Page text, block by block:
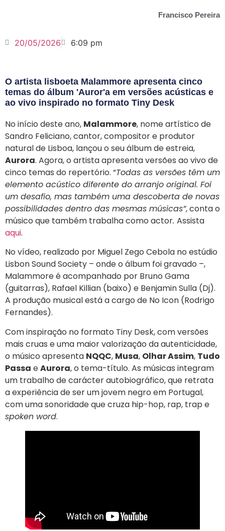
Francisco Pereira
20/05/2026 6:09 pm
O artista lisboeta Malammore apresenta cinco
temas do álbum 'Auror'a em versões acústicas e
ao vivo inspirado no formato Tiny Desk
No início deste ano, Malammore, nome artístico de
Sandro Feliciano, cantor, compositor e produtor
natural de Lisboa, lançou o seu álbum de estreia,
Aurora. Agora, o artista apresenta versões ao vivo de
cinco temas do repertório. “Todas as versões têm um
elemento acústico diferente do arranjo original. Foi
um desafio, mas também uma descoberta de novas
possibilidades dentro das mesmas músicas”, conta o
músico que também trabalha como actor. Assista
aqui.
No vídeo, realizado por Miguel Zego Cebola no estúdio
Lisbon Sound Society – onde o álbum foi gravado –,
Malammore é acompanhado por Bruno Gama
(guitarras), Rafael Killian (baixo) e Benjamin Sulla (Dj).
A produção musical está a cargo de No Icon (Rodrigo
Fernandes).
Com inspiração no formato Tiny Desk, com versões
mais cruas e uma maior valorização da autenticidade,
o músico apresenta NQQC, Musa, Olhar Assim, Tudo
Passa eAurora, o tema-título. As músicas integram
um trabalho de carácter autobiográfico, que retrata
a experiência de ser um jovem negro em Portugal,
com uma sonoridade que cruza hip-hop, rap, trap e
spoken word.